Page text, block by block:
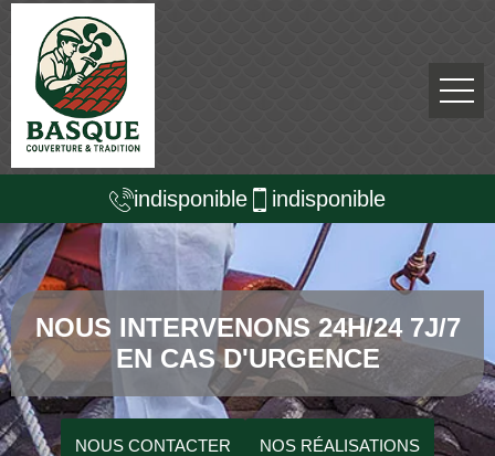
indisponible indisponible
NOUS INTERVENONS 24H/24 7J/7
EN CAS D'URGENCE
NOUS CONTACTER NOS RÉALISATIONS